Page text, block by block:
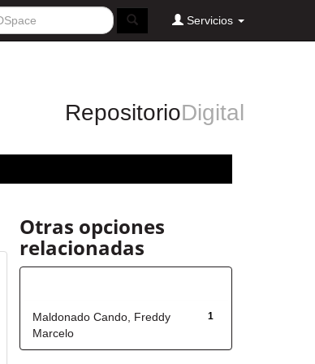
Servicios
RepositorioDigital
Otras opciones
relacionadas
1
Maldonado Cando, Freddy
Marcelo